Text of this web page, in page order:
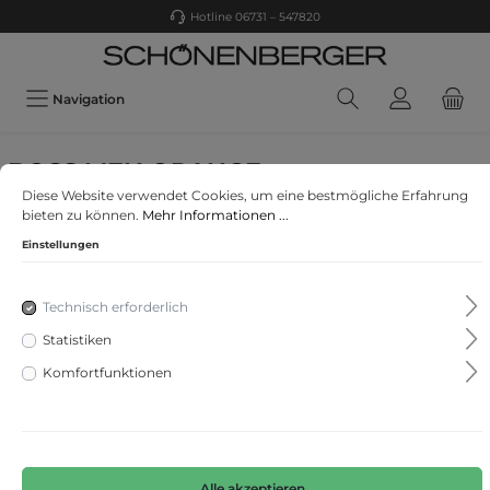
Hotline 06731 – 547820
Navigation
BOSS MEN ORANGE
Zestart
Diese Website verwendet Cookies, um eine bestmögliche Erfahrung
bieten zu können. Mehr Informationen ...
Einstellungen
Technisch erforderlich
Statistiken
Komfortfunktionen